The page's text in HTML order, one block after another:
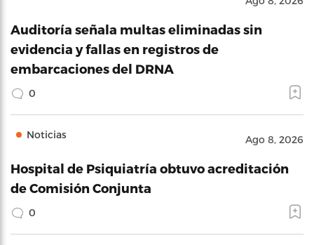
Auditoría señala multas eliminadas sin
evidencia y fallas en registros de
embarcaciones del DRNA
0
Noticias Ago 8, 2026
Hospital de Psiquiatría obtuvo acreditación
de Comisión Conjunta
0